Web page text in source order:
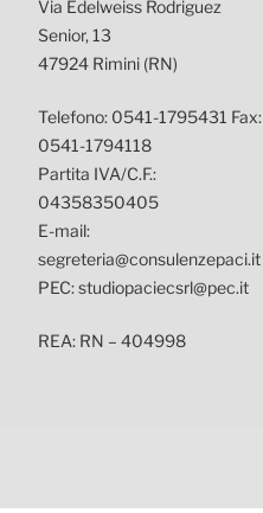
Via Edelweiss Rodriguez
Senior, 13
47924 Rimini (RN)
Telefono: 0541-1795431 Fax:
0541-1794118
Partita IVA/C.F.:
04358350405
E-mail:
segreteria@consulenzepaci.it
PEC: studiopaciecsrl@pec.it
REA: RN – 404998